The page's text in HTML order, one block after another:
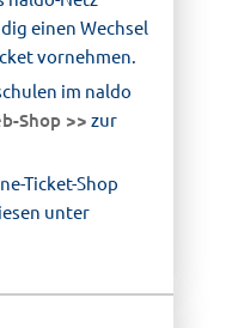
einen Wechsel
vornehmen.
im naldo
Shop
zur
Ticket-Shop
unter